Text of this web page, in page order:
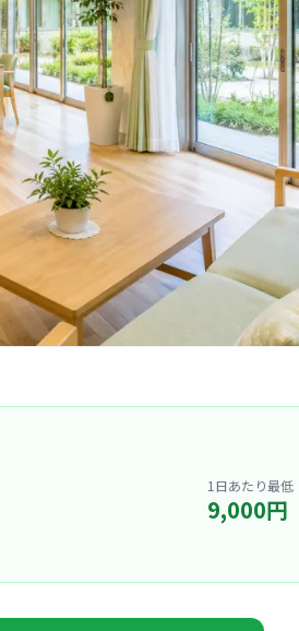
1日あたり最低
9,000円